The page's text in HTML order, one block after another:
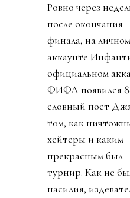
Ровно через
после окончания
финала, на личном
аккаунте
официальном
ФИФА появился
словный пост
том, как
хейтеры и каким
прекрасным был
турнир. Как не
насилия,